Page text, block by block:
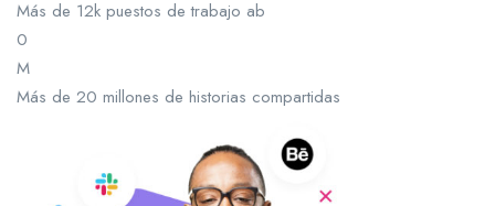
Más de 12k puestos de trabajo ab
0
M
Más de 20 millones de historias compartidas